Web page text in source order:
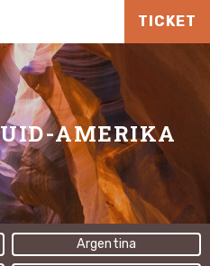
TICKET
AMERIKA
Argentina